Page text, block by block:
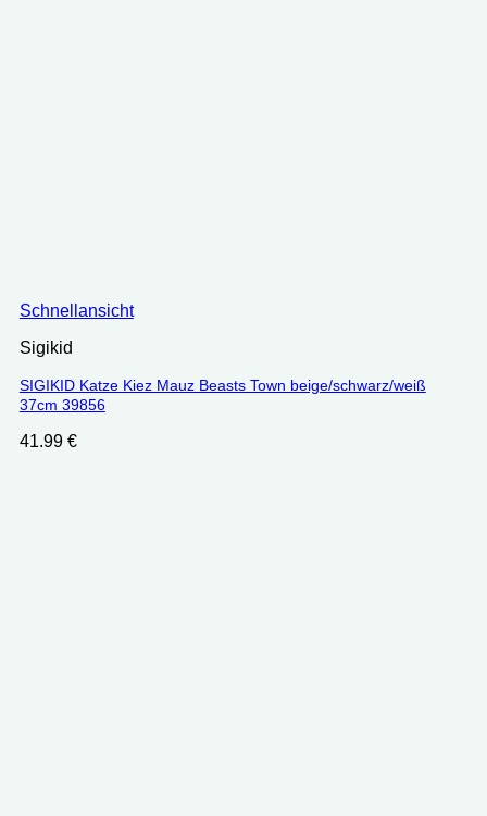
Schnellansicht
Sigikid
SIGIKID Katze Kiez Mauz Beasts Town beige/schwarz/weiß
37cm 39856
41.99 €